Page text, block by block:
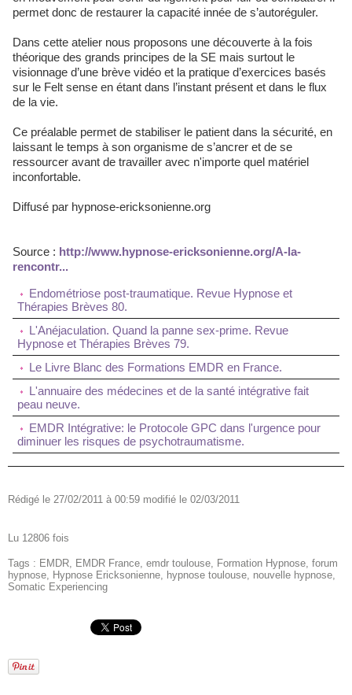
permet donc de restaurer la capacité innée de s’autoréguler.
Dans cette atelier nous proposons une découverte à la fois
théorique des grands principes de la SE mais surtout le
visionnage d’une brève vidéo et la pratique d’exercices basés
sur le Felt sense en étant dans l’instant présent et dans le flux
de la vie.
Ce préalable permet de stabiliser le patient dans la sécurité, en
laissant le temps à son organisme de s’ancrer et de se
ressourcer avant de travailler avec n'importe quel matériel
inconfortable.
Diffusé par hypnose-ericksonienne.org
Source : http://www.hypnose-ericksonienne.org/A-la-
rencontr...
Endométriose post-traumatique. Revue Hypnose et
Thérapies Brèves 80.
L'Anéjaculation. Quand la panne sex-prime. Revue
Hypnose et Thérapies Brèves 79.
Le Livre Blanc des Formations EMDR en France.
L'annuaire des médecines et de la santé intégrative fait
peau neuve.
EMDR Intégrative: le Protocole GPC dans l'urgence pour
diminuer les risques de psychotraumatisme.
Rédigé le 27/02/2011 à 00:59 modifié le 02/03/2011
Lu 12806 fois
Tags : EMDR, EMDR France, emdr toulouse, Formation Hypnose, forum
hypnose, Hypnose Ericksonienne, hypnose toulouse, nouvelle hypnose,
Somatic Experiencing